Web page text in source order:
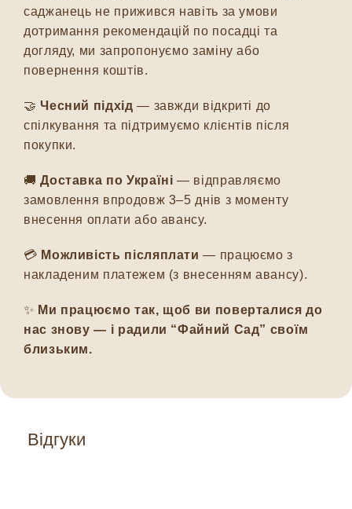
Відгуки
саджанець не прижився навіть за умови
дотримання рекомендацій по посадці та
догляду, ми запропонуємо заміну або
повернення коштів.
🤝Чесний підхід — завжди відкриті до
спілкування та підтримуємо клієнтів після
покупки.
🚚Доставка по Україні — відправляємо
замовлення впродовж 3–5 днів з моменту
внесення оплати або авансу.
💳 Можливість післяплати — працюємо з
накладеним платежем (з внесенням авансу).
✨ Ми працюємо так, щоб ви поверталися до
нас знову — і радили “Файний Сад” своїм
близьким.